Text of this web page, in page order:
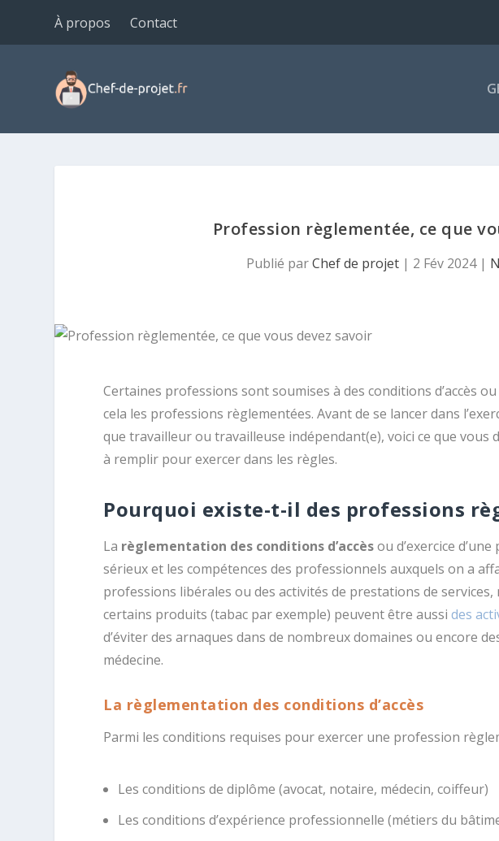
À propos Contact
Profession règlementée, ce que
Publié parChef de projet| 2 Fév 2024|
Certaines professions sont soumises à des conditions d’accès
cela les professions règlementées. Avant de se lancer dans
que travailleur ou travailleuse indépendant(e), voici ce que vous
à remplir pour exercer dans les règles.
Pourquoi existe-t-il des professions
La règlementation des conditions d’accèsou d’exercice
sérieux et les compétences des professionnels auxquels on a
professions libérales ou des activités de prestations de services,
certains produits (tabac par exemple) peuvent être aussides
d’éviter des arnaques dans de nombreux domaines ou encore
médecine.
La règlementation des conditions d’accès
Parmi les conditions requises pour exercer une profession
Les conditions de diplôme (avocat, notaire, médecin, coiffeur)
Les conditions d’expérience professionnelle (métiers du